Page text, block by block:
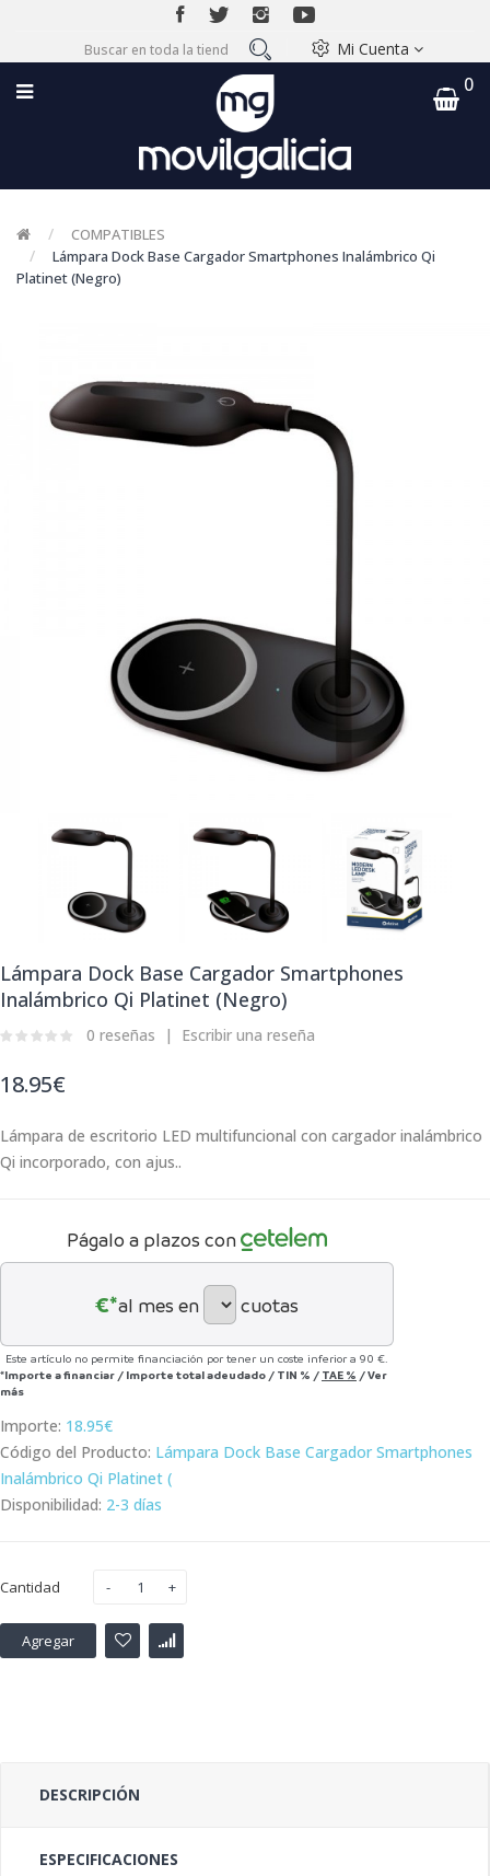
Mi Cuenta
0
COMPATIBLES
Lámpara Dock Base Cargador Smartphones Inalámbrico Qi
Platinet (Negro)
Lámpara Dock Base Cargador Smartphones
Inalámbrico Qi Platinet (Negro)
0 reseñas Escribir una reseña
18.95€
Lámpara de escritorio LED multifuncional con cargador inalámbrico
Qi incorporado, con ajus..
Págalo a plazos con
€*al mes en cuotas
Este artículo no permite financiación por tener un coste inferior a 90 €.
*Importe a financiar / Importe total adeudado / TIN % / TAE % /Ver
más
Importe: 18.95€
Código del Producto: Lámpara Dock Base Cargador Smartphones
Inalámbrico Qi Platinet (
Disponibilidad: 2-3 días
Cantidad
Agregar
DESCRIPCIÓN
ESPECIFICACIONES